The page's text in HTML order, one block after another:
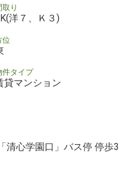
取り
洋７、Ｋ３)
位
件タイプ
貸マンション
清心学園口」バス停 停歩3